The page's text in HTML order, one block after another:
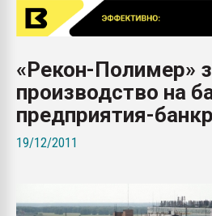
«Рекон-Полимер»
производство на
предприятия-
19/12/2011